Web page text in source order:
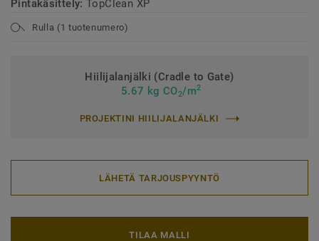
Pintakäsittely:TopClean XP
Rulla (1 tuotenumero)
Hiilijalanjälki (Cradle to Gate)
5.67 kg CO2/m2
PROJEKTINI HIILIJALANJÄLKI
LÄHETÄ TARJOUSPYYNTÖ
TILAA MALLI